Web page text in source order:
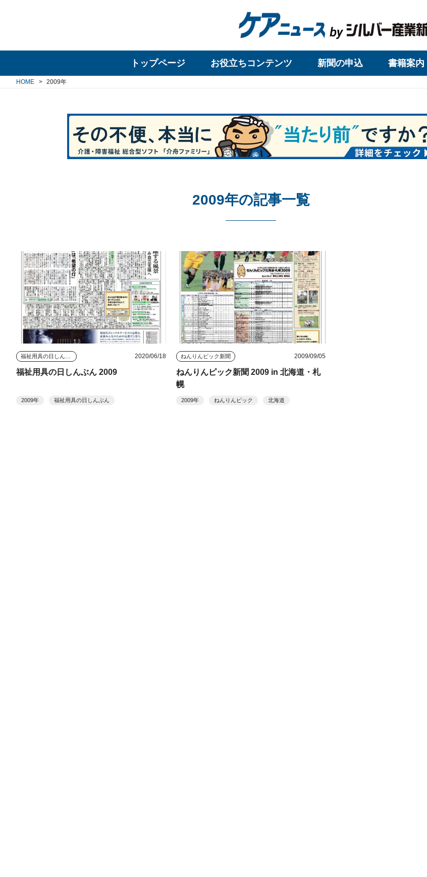
トップページ お役立ちコンテンツ 新聞の申込 書籍案内
HOME 2009年
2009年の記事一覧
2020/06/18
福祉用具の日しんぶん 2009
2009年 福祉用具の日しんぶん
ねんりんピック新聞 2009/09/05
ねんりんピック新聞 2009 in 北海道・札
幌
2009年 ねんりんピック 北海道